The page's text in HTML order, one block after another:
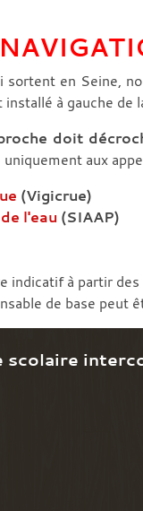
en Seine,
à gauche de
doit
aux
(Vigicrue)
l'eau (SIAAP)
à partir
de base peut